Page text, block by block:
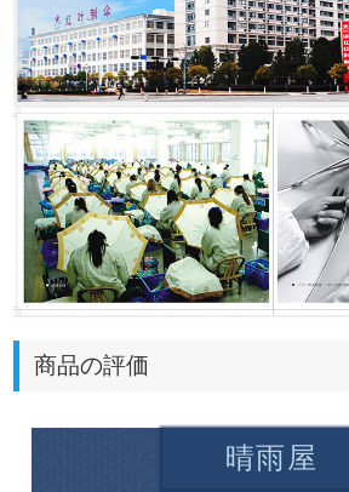
商品の評価
晴雨屋